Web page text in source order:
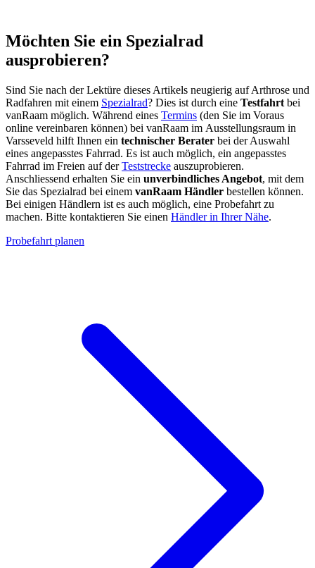
Möchten Sie ein Spezialrad
ausprobieren?
Sind Sie nach der Lektüre dieses Artikels neugierig auf Arthrose und
Radfahren mit einem Spezialrad? Dies ist durch eine Testfahrt bei
vanRaam möglich. Während eines Termins (den Sie im Voraus
online vereinbaren können) bei vanRaam im Ausstellungsraum in
Varsseveld hilft Ihnen ein technischer Berater bei der Auswahl
eines angepasstes Fahrrad. Es ist auch möglich, ein angepasstes
Fahrrad im Freien auf derTeststrecke auszuprobieren.
Anschliessend erhalten Sie ein unverbindliches Angebot, mit dem
Sie das Spezialrad bei einem vanRaam Händler bestellen können.
Bei einigen Händlern ist es auch möglich, eine Probefahrt zu
machen. Bitte kontaktieren Sie einen Händler in Ihrer Nähe.
Probefahrt planen